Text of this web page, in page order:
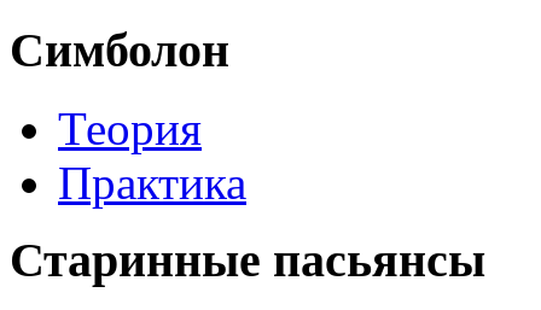
Симболон
Теория
Практика
Старинные пасьянсы